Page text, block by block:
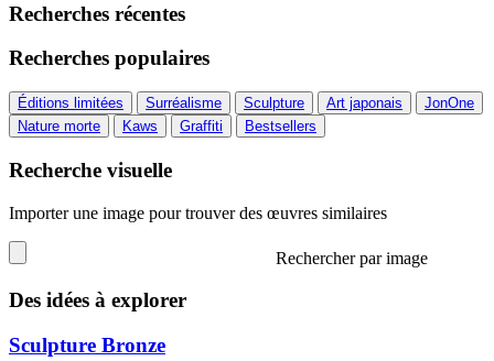
Recherches récentes
Recherches populaires
Éditions limitées Surréalisme Sculpture Art japonais
JonOne
Nature morte
Kaws Graffiti Bestsellers
Recherche visuelle
Importer une image pour trouver des œuvres similaires
Rechercher par image
Des idées à explorer
Sculpture Bronze